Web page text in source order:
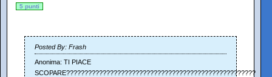
5 punti
Posted By: Frash
Anonima: TI PIACE
SCOPARE????????????????????????????????????????????????????